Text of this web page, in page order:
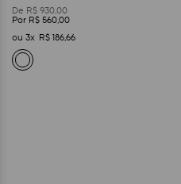
R$93000
R$56000
3
R$18666